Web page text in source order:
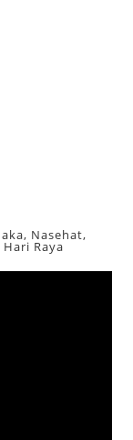
Nasehat,
Raya